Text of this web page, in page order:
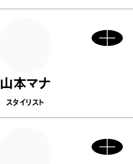
山本マナ
スタイリスト